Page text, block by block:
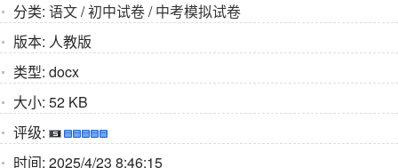
分类: 语文/初中试卷/中考模拟试卷
版本: 人教版
类型: docx
大小: 52 KB
评级:
时间: 2025/4/23 8:46:15